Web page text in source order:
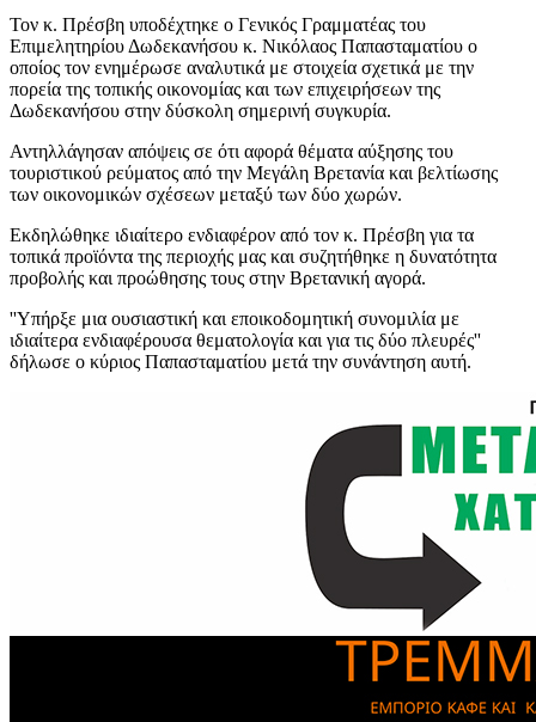
Τον κ. Πρέσβη υποδέχτηκε ο Γενικός Γραμματέας του
Επιμελητηρίου Δωδεκανήσου κ. Νικόλαος Παπασταματίου ο
οποίος τον ενημέρωσε αναλυτικά με στοιχεία σχετικά με την
πορεία της τοπικής οικονομίας και των επιχειρήσεων της
Δωδεκανήσου στην δύσκολη σημερινή συγκυρία.
Αντηλλάγησαν απόψεις σε ότι αφορά θέματα αύξησης του
τουριστικού ρεύματος από την Μεγάλη Βρετανία και βελτίωσης
των οικονομικών σχέσεων μεταξύ των δύο χωρών.
Εκδηλώθηκε ιδιαίτερο ενδιαφέρον από τον κ. Πρέσβη για τα
τοπικά προϊόντα της περιοχής μας και συζητήθηκε η δυνατότητα
προβολής και προώθησης τους στην Βρετανική αγορά.
''Υπήρξε μια ουσιαστική και εποικοδομητική συνομιλία με
ιδιαίτερα ενδιαφέρουσα θεματολογία και για τις δύο πλευρές''
δήλωσε ο κύριος Παπασταματίου μετά την συνάντηση αυτή.